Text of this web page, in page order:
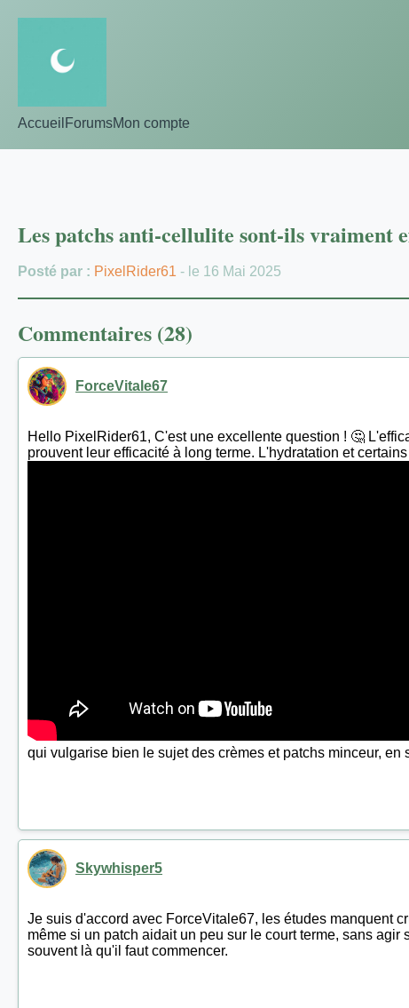
Accueil ForumsMon compte
Les patchs anti-cellulite sont-ils vraiment
Posté par : PixelRider61 - le 16 Mai 2025
Commentaires (28)
ForceVitale67
Hello PixelRider61, C'est une excellente question ! 🤔
prouvent leur efficacité à long terme. L'hydratation et
qui vulgarise bien le sujet des crèmes et patchs minceur,
Skywhisper5
Je suis d'accord avec ForceVitale67, les études manquent
même si un patch aidait un peu sur le court terme, sans
souvent là qu'il faut commencer.